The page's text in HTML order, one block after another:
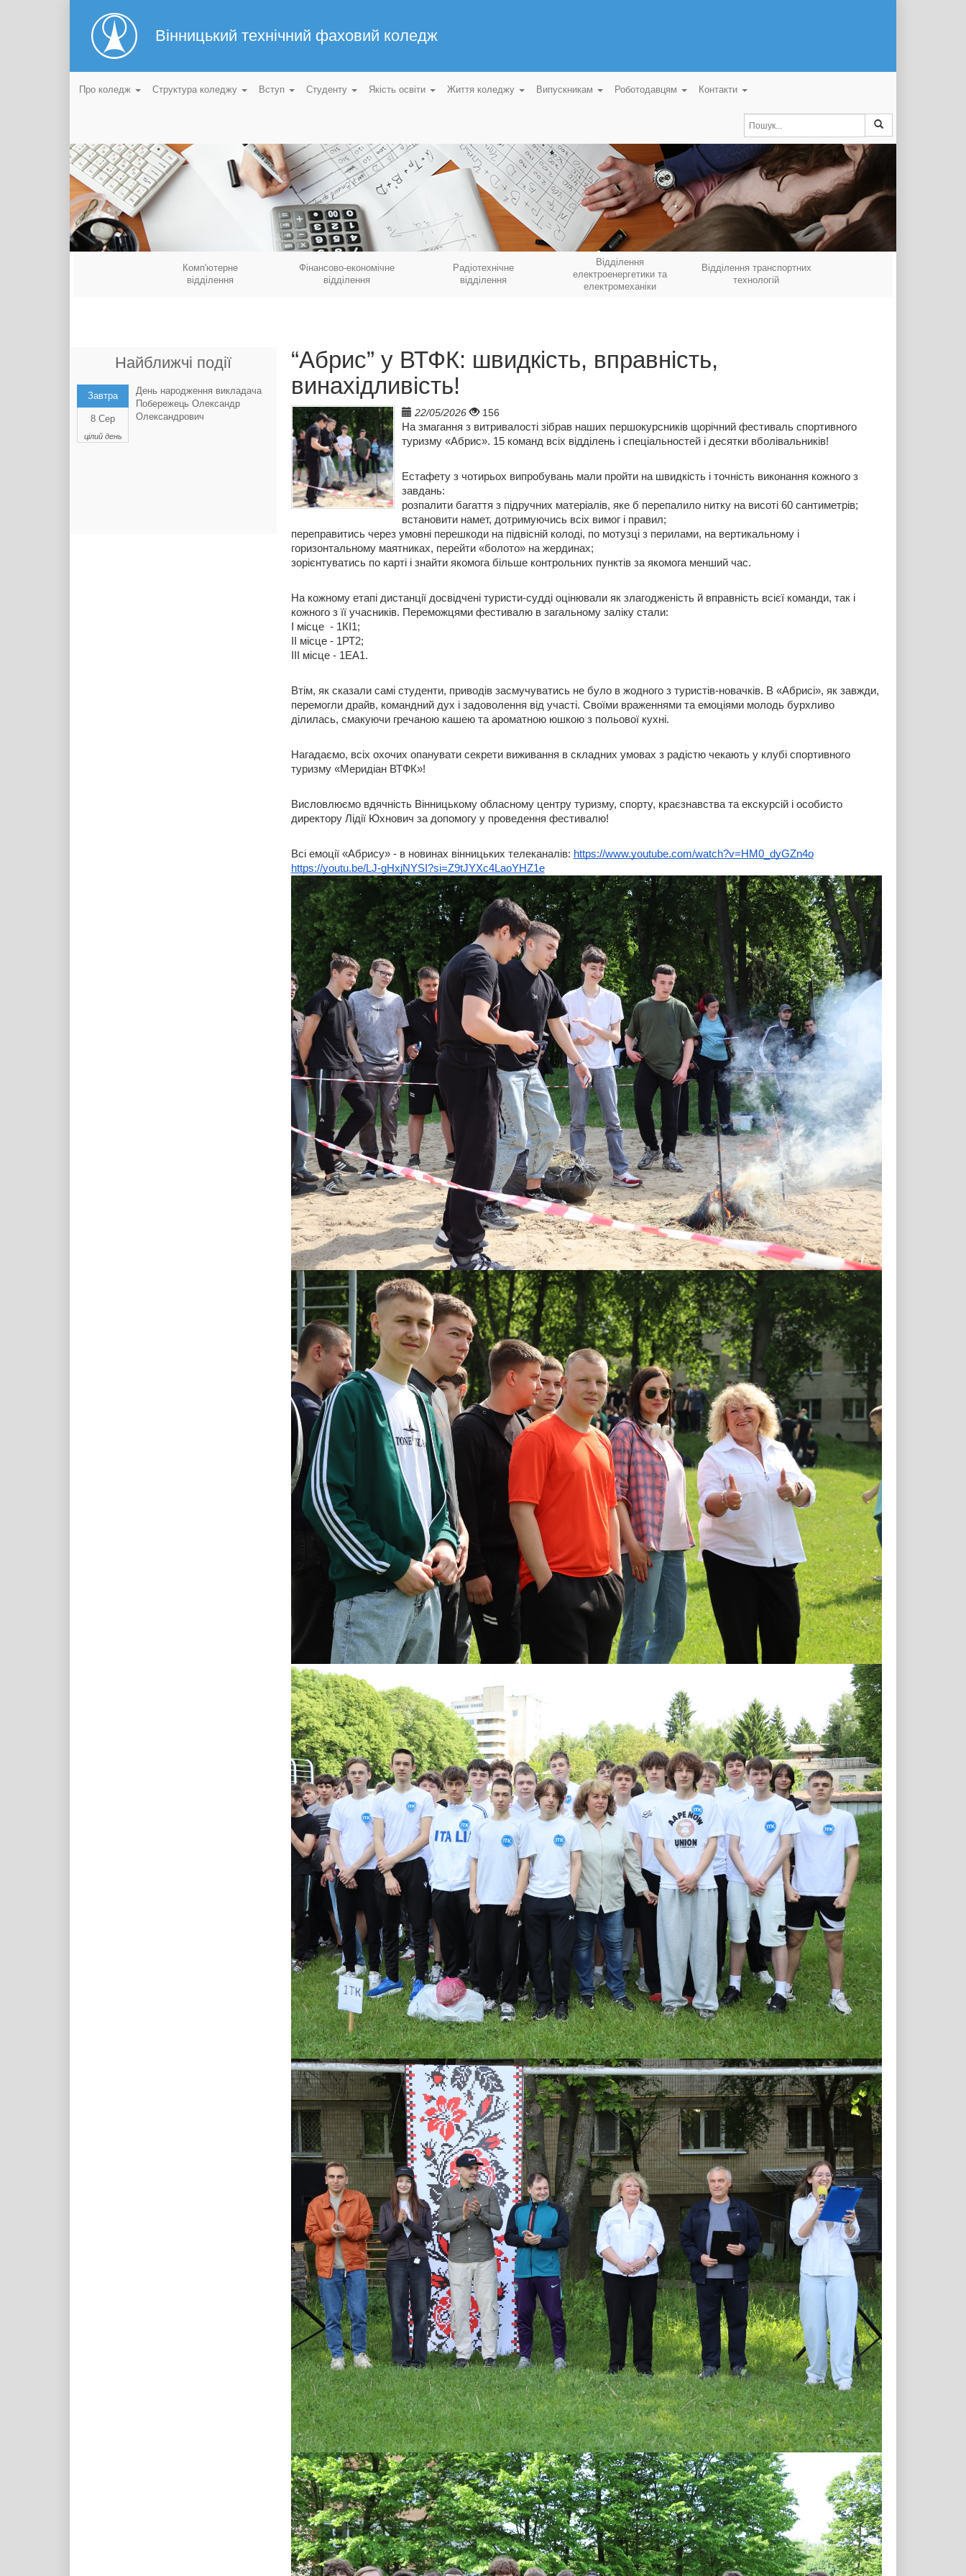
Вінницький технічний фаховий коледж
Про коледж Структура коледжу Вступ Студенту Якість освіти Життя коледжу Випускникам Роботодавцям Контакти
Комп'ютерне
відділення
Фінансово-економічне
відділення
Радіотехнічне
відділення
Відділення
електроенергетики та
електромеханіки
Відділення транспортних
технологій
“Абрис” у ВТФК: швидкість, вправність,
винахідливість!
22/05/2026
156
На змагання з витривалості зібрав наших першокурсників щорічний фестиваль спортивного
туризму «Абрис». 15 команд всіх відділень і спеціальностей і десятки вболівальників!
Естафету з чотирьох випробувань мали пройти на швидкість і точність виконання кожного з
завдань:
розпалити багаття з підручних матеріалів, яке б перепалило нитку на висоті 60 сантиметрів;
встановити намет, дотримуючись всіх вимог і правил;
переправитись через умовні перешкоди на підвісній колоді, по мотузці з перилами, на вертикальному і
горизонтальному маятниках, перейти «болото» на жердинах;
зорієнтуватись по карті і знайти якомога більше контрольних пунктів за якомога менший час.
На кожному етапі дистанції досвідчені туристи-судді оцінювали як злагодженість й вправність всієї команди, так і
кожного з її учасників. Переможцями фестивалю в загальному заліку стали:
І місце  - 1КІ1;
ІІ місце - 1РТ2;
ІІІ місце - 1ЕА1.
Втім, як сказали самі студенти, приводів засмучуватись не було в жодного з туристів-новачків. В «Абрисі», як завжди,
перемогли драйв, командний дух і задоволення від участі. Своїми враженнями та емоціями молодь бурхливо
ділилась, смакуючи гречаною кашею та ароматною юшкою з польової кухні.
Нагадаємо, всіх охочих опанувати секрети виживання в складних умовах з радістю чекають у клубі спортивного
туризму «Меридіан ВТФК»!
Висловлюємо вдячність Вінницькому обласному центру туризму, спорту, краєзнавства та екскурсій і особисто
директору Лідії Юхнович за допомогу у проведення фестивалю!
Всі емоції «Абрису» - в новинах вінницьких телеканалів: https://www.youtube.com/watch?v=HM0_dyGZn4o
https://youtu.be/LJ-gHxjNYSI?si=Z9tJYXc4LaoYHZ1e
Найближчі події
Завтра
8 Сер
цілий день
День народження викладача
Побережець Олександр
Олександрович